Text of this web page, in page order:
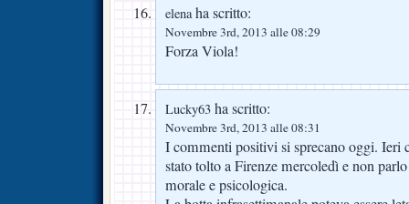
elenaha scritto:
Novembre 3rd, 2013 alle 08:29
Forza Viola!
Lucky63 ha scritto:
Novembre 3rd, 2013 alle 08:31
I commenti positivi si sprecano oggi. Ieri
stato tolto a Firenze mercoledì e non
morale e psicologica.